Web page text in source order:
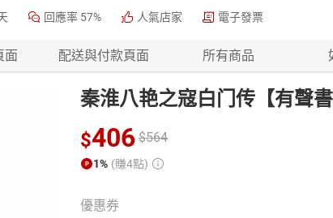
回應率 57% 人氣店家 電子發票
面 配送與付款頁面 所有商品
秦淮八艳之寇白门传【有聲
$406 $564
1% (賺4點)
優惠券